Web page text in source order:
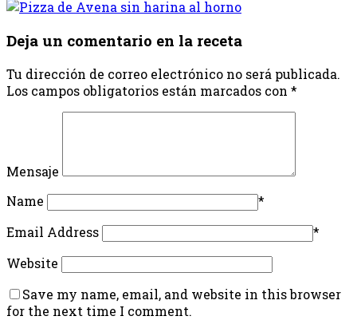
Deja un comentario en la receta
Tu dirección de correo electrónico no será publicada.
Los campos obligatorios están marcados con *
Mensaje
Name
*
Email Address
*
Website
Save my name, email, and website in this browser
for the next time I comment.